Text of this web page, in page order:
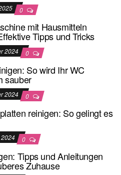
0
mit Hausmitteln
Tipps und Tricks
2024 0
So wird Ihr WC
sauber
2024 0
reinigen: So gelingt es
0
Tipps und Anleitungen
Zuhause